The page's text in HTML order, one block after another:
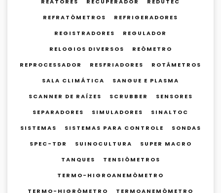
REATORES RECUPERADOR REDUTEC
REFRATÔMETROS REFRIGERADORES
REGISTRADORES REGULADOR
RELOGIOS DIVERSOS REÔMETRO
REPROCESSADOR RESFRIADORES ROTÂMETROS
SALA CLIMÁTICA SANGUE E PLASMA
SCANNER DE RAÍZES SCRUBBER SENSORES
SEPARADORES SIMULADORES SINALTOC
SISTEMAS SISTEMAS PARA CONTROLE SONDAS
SPEC-TDR SUINOCULTURA SUPER MACRO
TANQUES TENSIÔMETROS
TERMO-HIGROANEMÔMETRO
TERMO-HIGRÔMETRO TERMOANEMÔMETRO